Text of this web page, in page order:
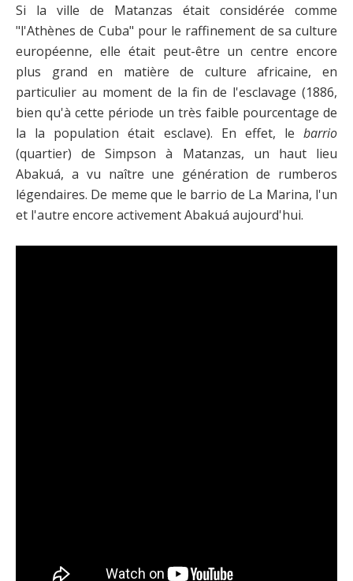
Si la ville de Matanzas était considérée comme
"l'Athènes de Cuba" pour le raffinement de sa culture
européenne, elle était peut-être un centre encore
plus grand en matière de culture africaine, en
particulier au moment de la fin de l'esclavage (1886,
bien qu'à cette période un très faible pourcentage de
la la population était esclave). En effet, le barrio
(quartier) de Simpson à Matanzas, un haut lieu
Abakuá, a vu naître une génération de rumberos
légendaires. De meme que le barrio de La Marina, l'un
et l'autre encore activement Abakuá aujourd'hui.